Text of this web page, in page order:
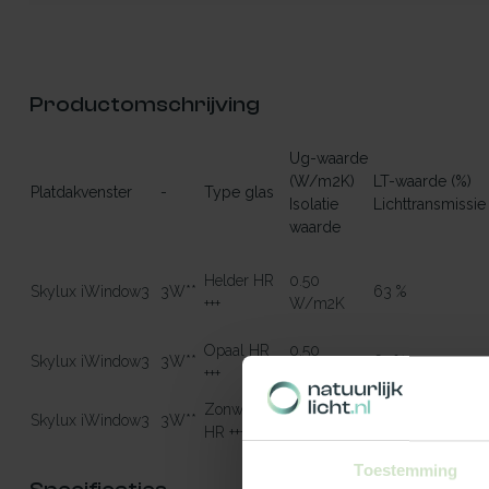
Toestemming
Productomschrijving
Platdakvenster - Type glas
Ug-waarde
(W/m2K)
Isolatie
waarde
LT-waarde (%)
Lichttransmissie
Skylux iWindow3 3W**
Helder HR
+++
0.50
W/m2K
63 %
Skylux iWindow3 3W**
Opaal HR
+++
0.50
61 %
Skylux iWindow3 3W**
Zonwerend
HR +++
0.50